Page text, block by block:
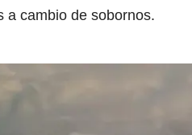
a cambio de sobornos.